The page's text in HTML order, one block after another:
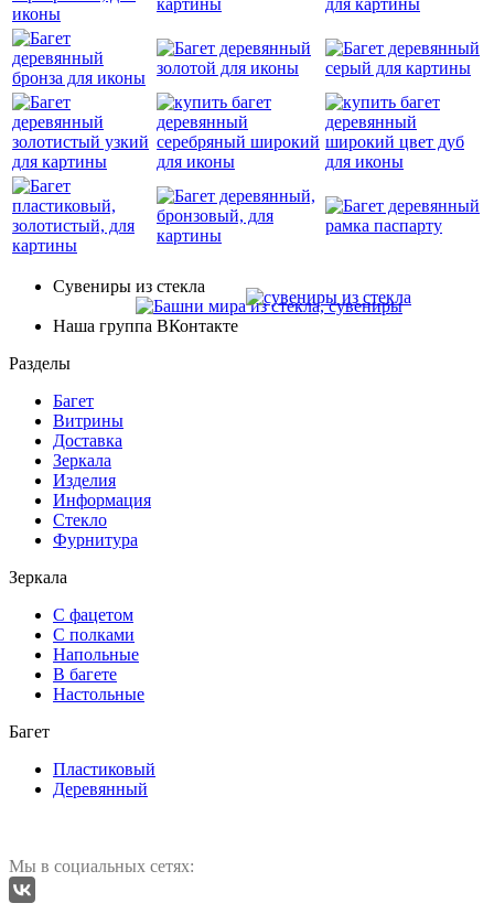
Сувениры из стекла
Наша группа ВКонтакте
Разделы
Багет
Витрины
Доставка
Зеркала
Изделия
Информация
Стекло
Фурнитура
Зеркала
С фацетом
С полками
Напольные
В багете
Настольные
Багет
Пластиковый
Деревянный
Мы в социальных сетях: